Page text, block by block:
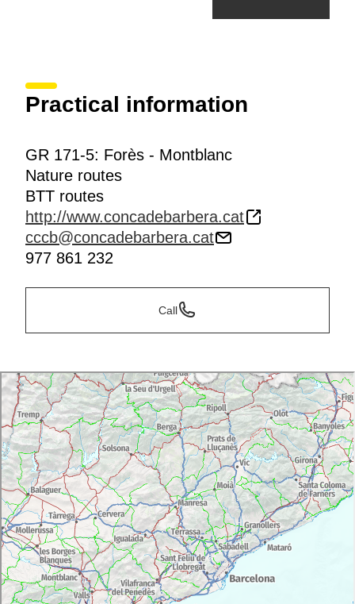
Practical information
GR 171-5: Forès - Montblanc
Nature routes
BTT routes
http://www.concadebarbera.cat
cccb@concadebarbera.cat
977 861 232
Call